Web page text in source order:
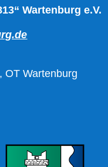
Wartenburg e.V.
OT Wartenburg